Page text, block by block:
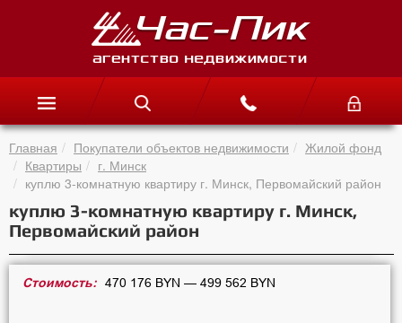
Главная Покупатели объектов недвижимости
Жилой фонд
Квартиры
г. Минск
куплю 3-комнатную квартиру г. Минск, Первомайский район
куплю 3-комнатную квартиру г. Минск,
Первомайский район
Стоимость: 470 176 BYN — 499 562 BYN